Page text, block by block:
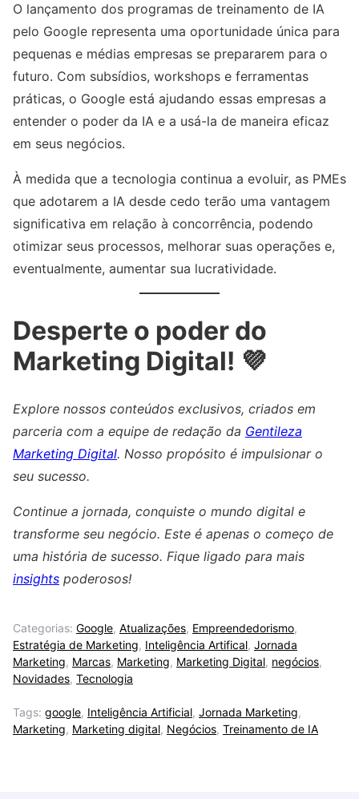
O lançamento dos programas de treinamento de IA
pelo Google representa uma oportunidade única para
pequenas e médias empresas se prepararem para o
futuro. Com subsídios, workshops e ferramentas
práticas, o Google está ajudando essas empresas a
entender o poder da IA e a usá-la de maneira eficaz
em seus negócios.
À medida que a tecnologia continua a evoluir, as PMEs
que adotarem a IA desde cedo terão uma vantagem
significativa em relação à concorrência, podendo
otimizar seus processos, melhorar suas operações e,
eventualmente, aumentar sua lucratividade.
Desperte o poder do
Marketing Digital! 💜
Explore nossos conteúdos exclusivos, criados em
parceria com a equipe de redação da Gentileza
Marketing Digital. Nosso propósito é impulsionar o
seu sucesso.
Continue a jornada, conquiste o mundo digital e
transforme seu negócio. Este é apenas o começo de
uma história de sucesso. Fique ligado para mais
insights poderosos!
Categorias: Google, Atualizações, Empreendedorismo,
Estratégia de Marketing, Inteligência Artifical, Jornada
Marketing, Marcas, Marketing, Marketing Digital, negócios,
Novidades, Tecnologia
Tags: google, Inteligência Artificial, Jornada Marketing,
Marketing, Marketing digital, Negócios, Treinamento de IA